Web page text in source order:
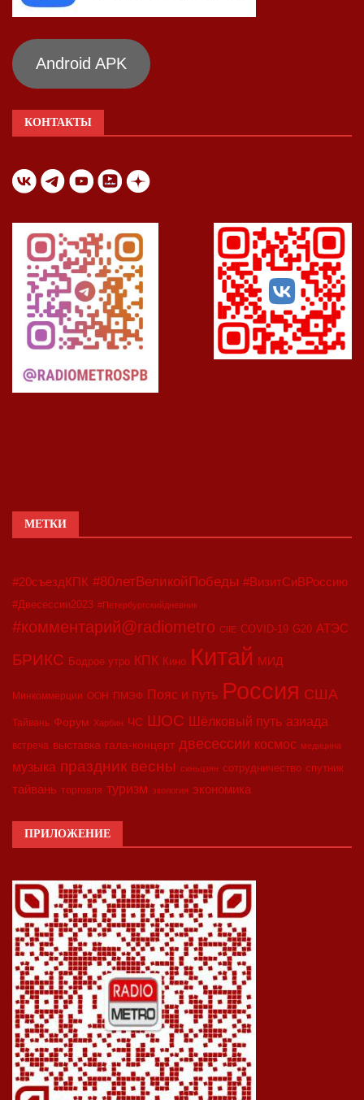
Android APK
КОНТАКТЫ
МЕТКИ
#20съездКПК #80летВеликойПобеды #ВизитСиВРоссию
#Двесессии2023 #Петербургскийдневник
#комментарий@radiometro CIIE COVID-19 G20 АТЭС
БРИКС Бодрое утро КПК Кино Китай МИД
Минкоммерции ООН ПМЭФ Пояс и путь Россия США
Тайвань Форум Харбин ЧС ШОС Шёлковый путь азиада
встреча выставка гала-концерт двесессии космос медицина
музыка праздник весны синьцзян сотрудничество спутник
тайвань торговля туризм экология экономика
ПРИЛОЖЕНИЕ